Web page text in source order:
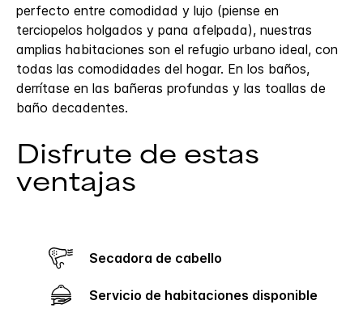
perfecto entre comodidad y lujo (piense en
terciopelos holgados y pana afelpada), nuestras
amplias habitaciones son el refugio urbano ideal, con
todas las comodidades del hogar. En los baños,
derrítase en las bañeras profundas y las toallas de
baño decadentes.
Disfrute de estas
ventajas
Secadora de cabello
Servicio de habitaciones disponible